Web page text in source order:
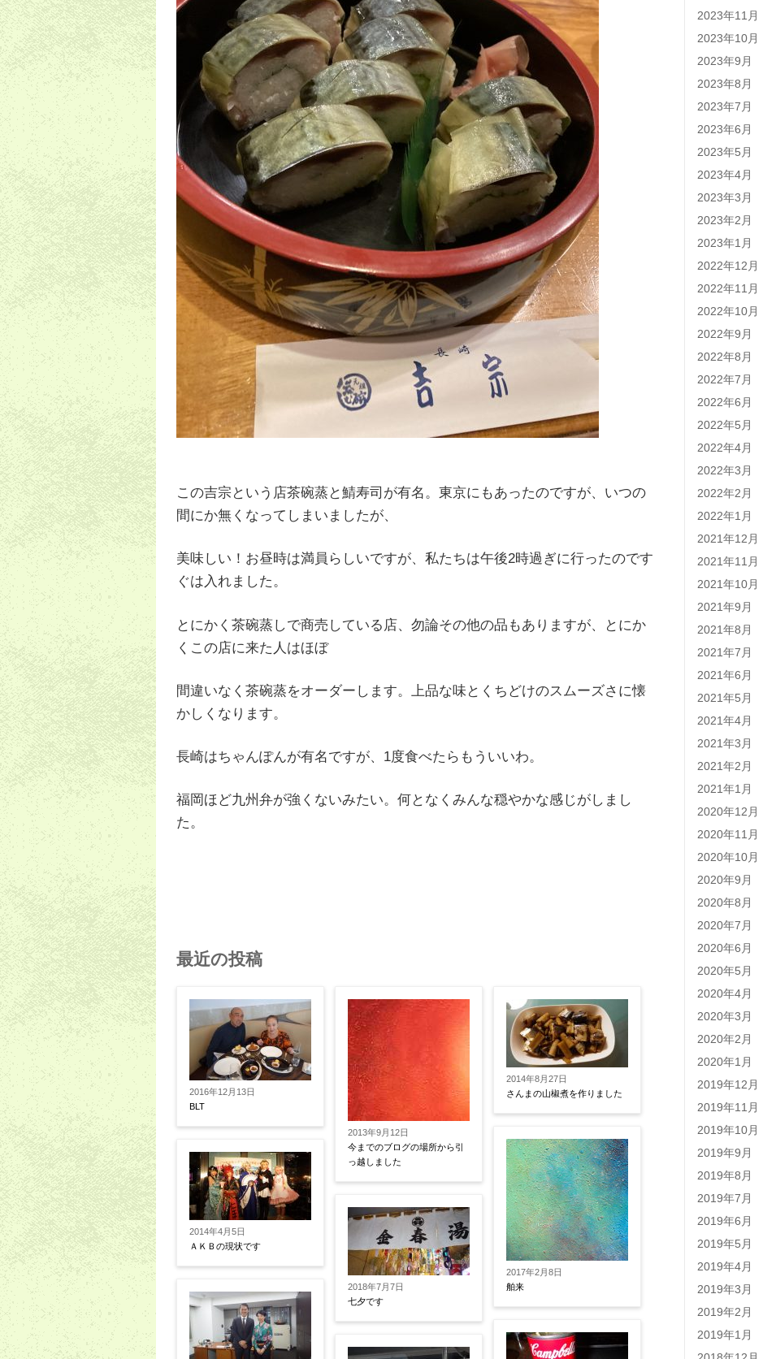
この吉宗という店茶碗蒸と鯖寿司が有名。東京にもあったのですが、いつの
間にか無くなってしまいましたが、
美味しい！お昼時は満員らしいですが、私たちは午後2時過ぎに行ったのです
ぐは入れました。
とにかく茶碗蒸しで商売している店、勿論その他の品もありますが、とにか
くこの店に来た人はほぼ
間違いなく茶碗蒸をオーダーします。上品な味とくちどけのスムーズさに懐
かしくなります。
長崎はちゃんぽんが有名ですが、1度食べたらもういいわ。
福岡ほど九州弁が強くないみたい。何となくみんな穏やかな感じがしまし
た。
最近の投稿
2016年12月13日
BLT
2014年4月5日
ＡＫＢの現状です
2013年9月12日
今までのブログの場所から引
っ越しました
2018年7月7日
七夕です
2014年8月27日
さんまの山椒煮を作りました
2017年2月8日
舶来
2023年11月
2023年10月
2023年9月
2023年8月
2023年7月
2023年6月
2023年5月
2023年4月
2023年3月
2023年2月
2023年1月
2022年12月
2022年11月
2022年10月
2022年9月
2022年8月
2022年7月
2022年6月
2022年5月
2022年4月
2022年3月
2022年2月
2022年1月
2021年12月
2021年11月
2021年10月
2021年9月
2021年8月
2021年7月
2021年6月
2021年5月
2021年4月
2021年3月
2021年2月
2021年1月
2020年12月
2020年11月
2020年10月
2020年9月
2020年8月
2020年7月
2020年6月
2020年5月
2020年4月
2020年3月
2020年2月
2020年1月
2019年12月
2019年11月
2019年10月
2019年9月
2019年8月
2019年7月
2019年6月
2019年5月
2019年4月
2019年3月
2019年2月
2019年1月